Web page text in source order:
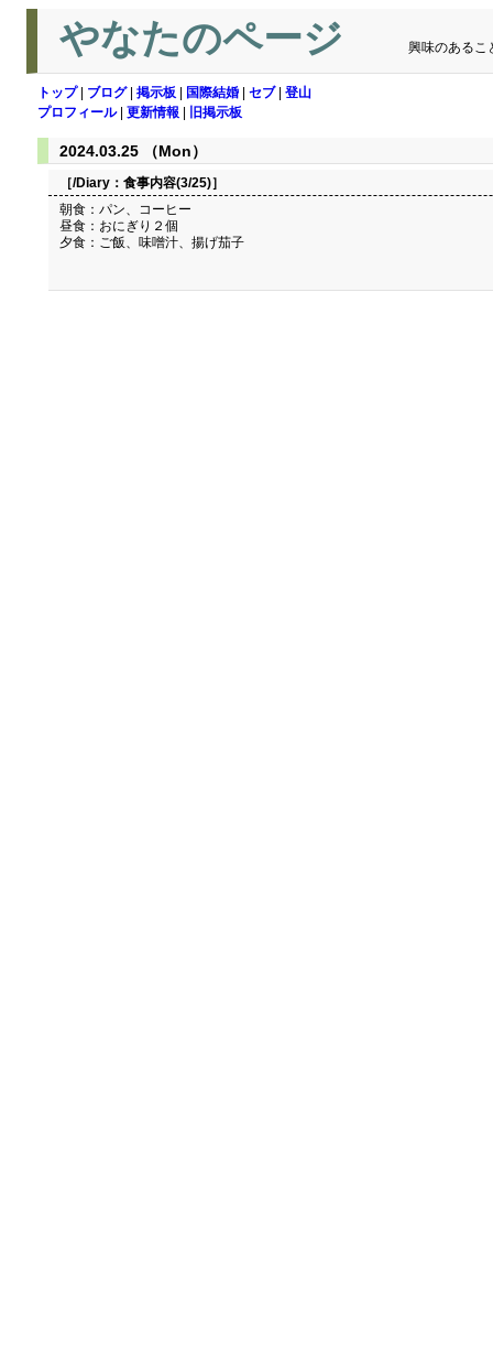
やなたのページ 興味のあるこ
トップ| ブログ| 掲示板 国際結婚 セブ| 登山
プロフィール| 更新情報 旧掲示板
2024.03.25 （Mon）
［/Diary： 食事内容(3/25)］
朝食：パン、コーヒー
昼食：おにぎり２個
夕食：ご飯、味噌汁、揚げ茄子